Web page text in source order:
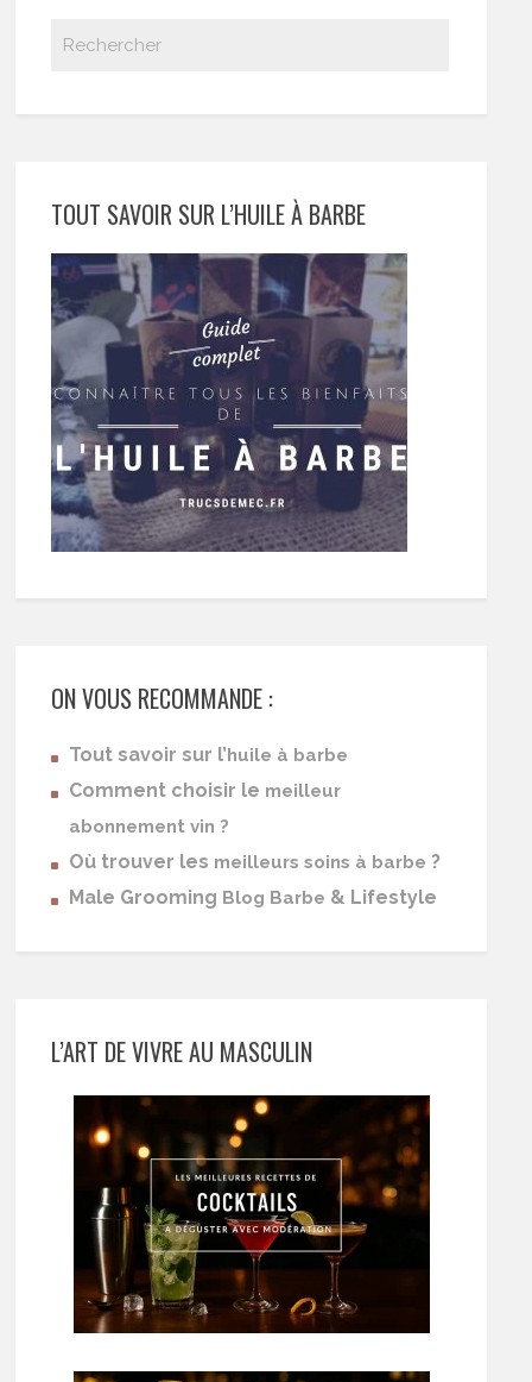
TOUT SAVOIR SUR L’HUILE À BARBE
ON VOUS RECOMMANDE :
Tout savoir sur l’huile à barbe
Comment choisir le meilleur
abonnement vin ?
Où trouver les meilleurs soins à barbe ?
Male Grooming Blog Barbe & Lifestyle
L’ART DE VIVRE AU MASCULIN